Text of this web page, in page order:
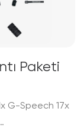
Paketi
fiyat:G-Speech 17x